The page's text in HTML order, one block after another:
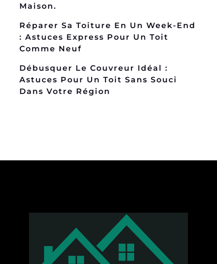
Maison.
Réparer Sa Toiture En Un Week-End
: Astuces Express Pour Un Toit
Comme Neuf
Débusquer Le Couvreur Idéal :
Astuces Pour Un Toit Sans Souci
Dans Votre Région